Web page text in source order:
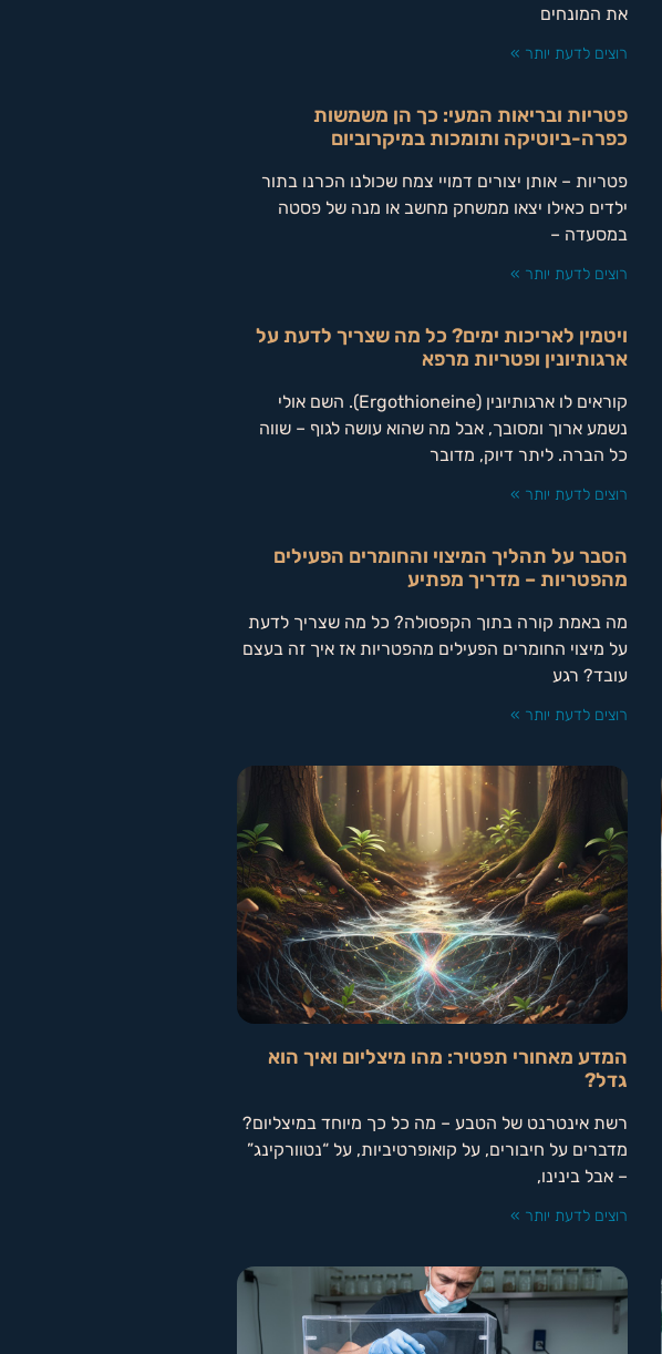
את המונחים
רוצים לדעת יותר »
פטריות ובריאות המעי: כך הן משמשות
כפרה-ביוטיקה ותומכות במיקרוביום
פטריות – אותן יצורים דמויי צמח שכולנו הכרנו בתור
ילדים כאילו יצאו ממשחק מחשב או מנה של פסטה
במסעדה –
רוצים לדעת יותר »
ויטמין לאריכות ימים? כל מה שצריך לדעת על
ארגותיונין ופטריות מרפא
קוראים לו ארגותיונין (Ergothioneine). השם אולי
נשמע ארוך ומסובך, אבל מה שהוא עושה לגוף – שווה
כל הברה. ליתר דיוק, מדובר
רוצים לדעת יותר »
הסבר על תהליך המיצוי והחומרים הפעילים
מהפטריות – מדריך מפתיע
מה באמת קורה בתוך הקפסולה? כל מה שצריך לדעת
על מיצוי החומרים הפעילים מהפטריות אז איך זה בעצם
עובד? רגע
רוצים לדעת יותר »
המדע מאחורי תפטיר: מהו מיצליום ואיך הוא
גדל?
רשת אינטרנט של הטבע – מה כל כך מיוחד במיצליום?
מדברים על חיבורים, על קואופרטיביות, על “נטוורקינג”
– אבל בינינו,
רוצים לדעת יותר »